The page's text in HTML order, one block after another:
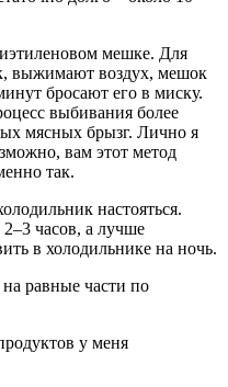
мешке. Для
выжимают воздух, мешок
бросают его в миску.
выбивания более
мясных брызг. Лично я
вам этот метод
так.
настояться.
часов, а лучше
в холодильнике на ночь.
равные части по
у меня